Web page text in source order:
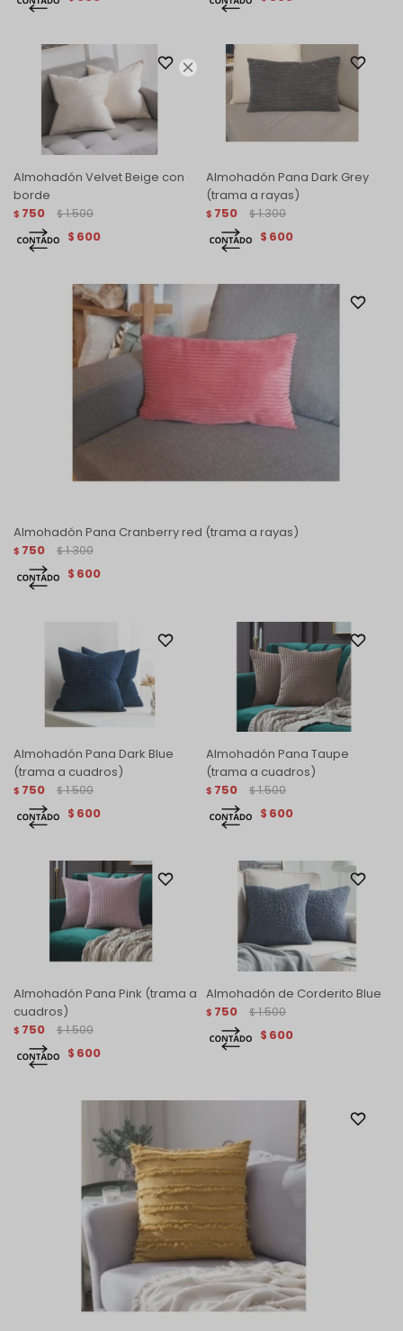

Almohadón Velvet Beige con
borde
$ 750 $ 1.500
$ 600
Almohadón Pana Dark Grey
(trama a rayas)
$ 750 $ 1.300
$ 600
Almohadón Pana Cranberry red (trama a rayas)
$ 750 $ 1.300
$ 600
Almohadón Pana Dark Blue
(trama a cuadros)
$ 750 $ 1.500
$ 600
Almohadón Pana Taupe
(trama a cuadros)
$ 750 $ 1.500
$ 600
Almohadón Pana Pink (trama a
cuadros)
$ 750 $ 1.500
$ 600
Almohadón de Corderito Blue
$ 750 $ 1.500
$ 600